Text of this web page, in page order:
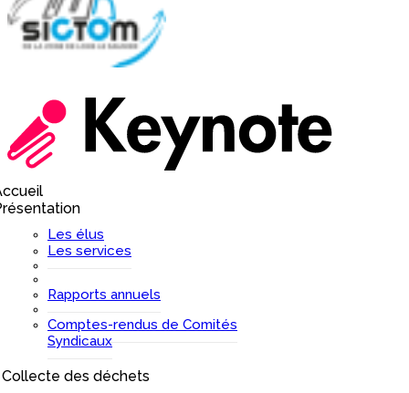
Les élus
Les services
Rapports annuels
Comptes-rendus de Comités
Syndicaux
Collecte des déchets